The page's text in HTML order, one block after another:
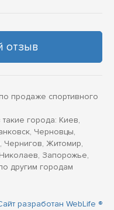
отзыв
продаже спортивного
города: Киев,
Черновцы,
Чернигов, Житомир,
Запорожье,
другим городам
разработан WebLife ®